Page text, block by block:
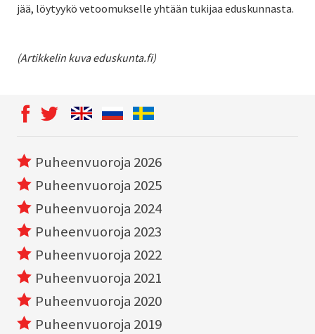
jää, löytyykö vetoomukselle yhtään tukijaa eduskunnasta.
(Artikkelin kuva eduskunta.fi)
Puheenvuoroja 2026
Puheenvuoroja 2025
Puheenvuoroja 2024
Puheenvuoroja 2023
Puheenvuoroja 2022
Puheenvuoroja 2021
Puheenvuoroja 2020
Puheenvuoroja 2019